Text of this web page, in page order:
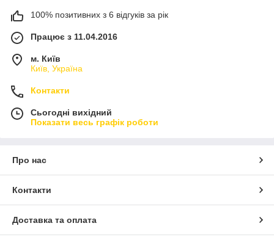
100% позитивних з 6 відгуків за рік
Працює з 11.04.2016
м. Київ
Київ, Україна
Контакти
Сьогодні вихідний
Показати весь графік роботи
Про нас
Контакти
Доставка та оплата